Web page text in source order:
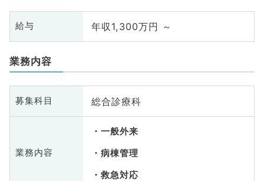
給与 年収1,300万円 ～
業務内容
募集科目 総合診療科
業務内容
一般外来
病棟管理
救急対応